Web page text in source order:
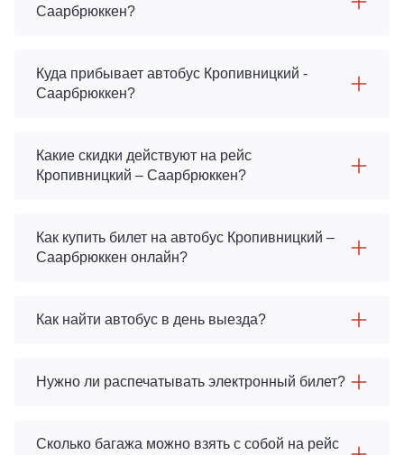
Саарбрюккен?
Куда прибывает автобус Кропивницкий -
Саарбрюккен?
Какие скидки действуют на рейс
Кропивницкий – Саарбрюккен?
Как купить билет на автобус Кропивницкий –
Саарбрюккен онлайн?
Как найти автобус в день выезда?
Нужно ли распечатывать электронный билет?
Сколько багажа можно взять с собой на рейс